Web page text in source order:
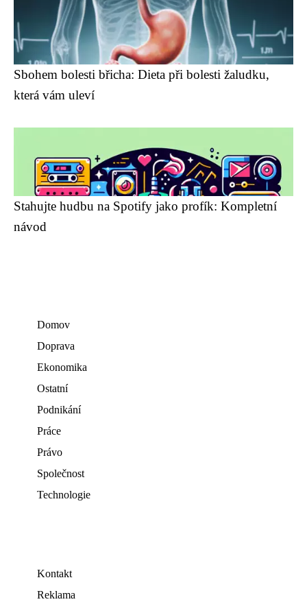
Sbohem bolesti břicha: Dieta při bolesti žaludku,
která vám uleví
Stahujte hudbu na Spotify jako profík: Kompletní
návod
Domov
Doprava
Ekonomika
Ostatní
Podnikání
Práce
Právo
Společnost
Technologie
Kontakt
Reklama